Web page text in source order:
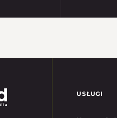
USŁUGI